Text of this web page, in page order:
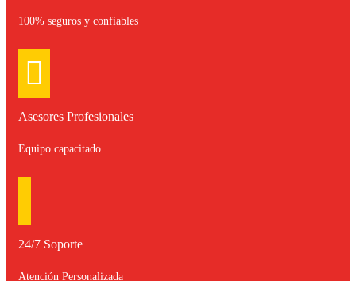
100% seguros y confiables
Asesores Profesionales
Equipo capacitado
24/7 Soporte
Atención Personalizada